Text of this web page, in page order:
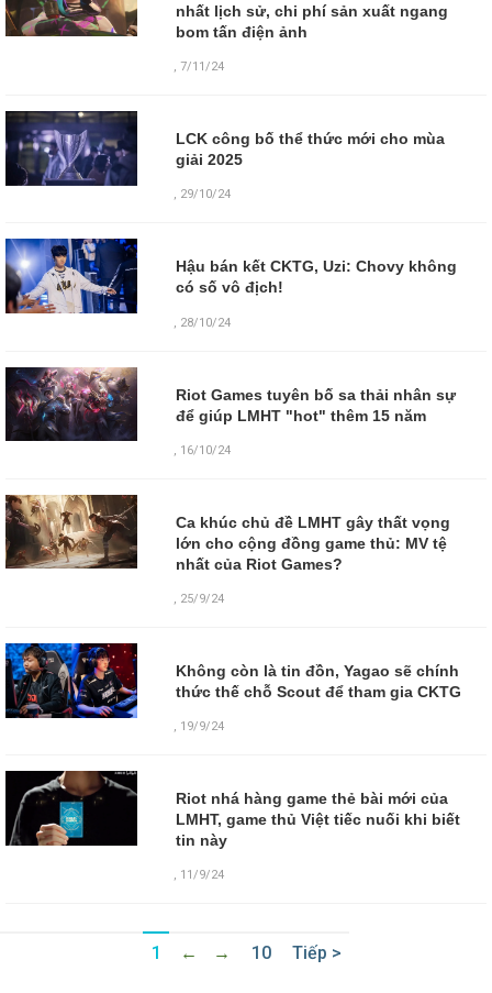
nhất lịch sử, chi phí sản xuất ngang
bom tấn điện ảnh
,7/11/24
LCK công bố thể thức mới cho mùa
giải 2025
, 29/10/24
Hậu bán kết CKTG, Uzi: Chovy không
có số vô địch!
28/10/24
Riot Games tuyên bố sa thải nhân sự
để giúp LMHT "hot" thêm 15 năm
, 16/10/24
Ca khúc chủ đề LMHT gây thất vọng
lớn cho cộng đồng game thủ: MV tệ
nhất của Riot Games?
, 25/9/24
Không còn là tin đồn, Yagao sẽ chính
thức thế chỗ Scout để tham gia CKTG
, 19/9/24
Riot nhá hàng game thẻ bài mới của
LMHT, game thủ Việt tiếc nuối khi biết
tin này
, 11/9/24
1 ← → 10 Tiếp >